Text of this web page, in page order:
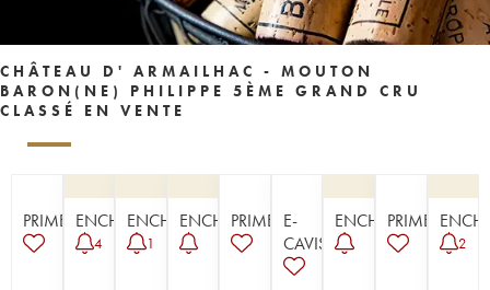
CHÂTEAU D' ARMAILHAC - MOUTON
BARON(NE) PHILIPPE 5ÈME GRAND CRU
CLASSÉ EN VENTE
PRIMEURENCHÈRE
4
ENCHÈRE
1
ENCHÈREPRIMEUR
E-
CAVISTE
ENCHÈREPRIMEUR
2